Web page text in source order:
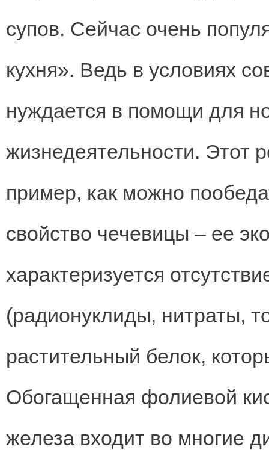
супов. Сейчас очень
кухня». Ведь в условиях
нуждается в помощи для
жизнедеятельности. Этот
пример, как можно
свойство чечевицы – ее
характеризуется
(радионуклиды, нитраты,
растительный белок,
Обогащенная фолиевой
железа входит во многие